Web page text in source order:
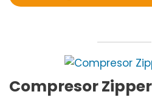
Compresor Zipper